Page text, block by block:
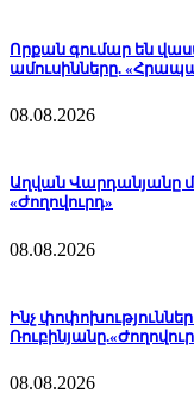
Որքան գումար են
ամուսինները.
08.08.2026
Աղվան Վարդանյանը
«Ժողովուրդ»
08.08.2026
Ինչ
08.08.2026